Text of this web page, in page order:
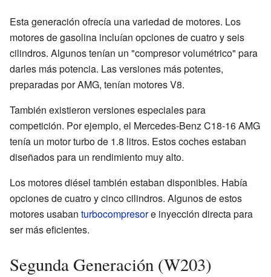
Esta generación ofrecía una variedad de motores. Los
motores de gasolina incluían opciones de cuatro y seis
cilindros. Algunos tenían un "compresor volumétrico" para
darles más potencia. Las versiones más potentes,
preparadas por AMG, tenían motores V8.
También existieron versiones especiales para
competición. Por ejemplo, el Mercedes-Benz C18-16 AMG
tenía un motor turbo de 1.8 litros. Estos coches estaban
diseñados para un rendimiento muy alto.
Los motores diésel también estaban disponibles. Había
opciones de cuatro y cinco cilindros. Algunos de estos
motores usaban turbocompresore inyección directa para
ser más eficientes.
Segunda Generación (W203)